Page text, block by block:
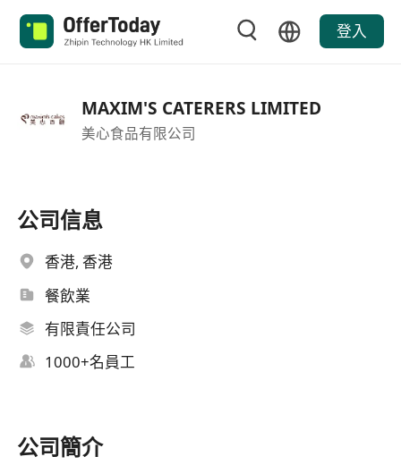
登入
MAXIM'S CATERERS LIMITED
美心食品有限公司
公司信息
香港, 香港
餐飲業
有限責任公司
1000+名員工
公司簡介